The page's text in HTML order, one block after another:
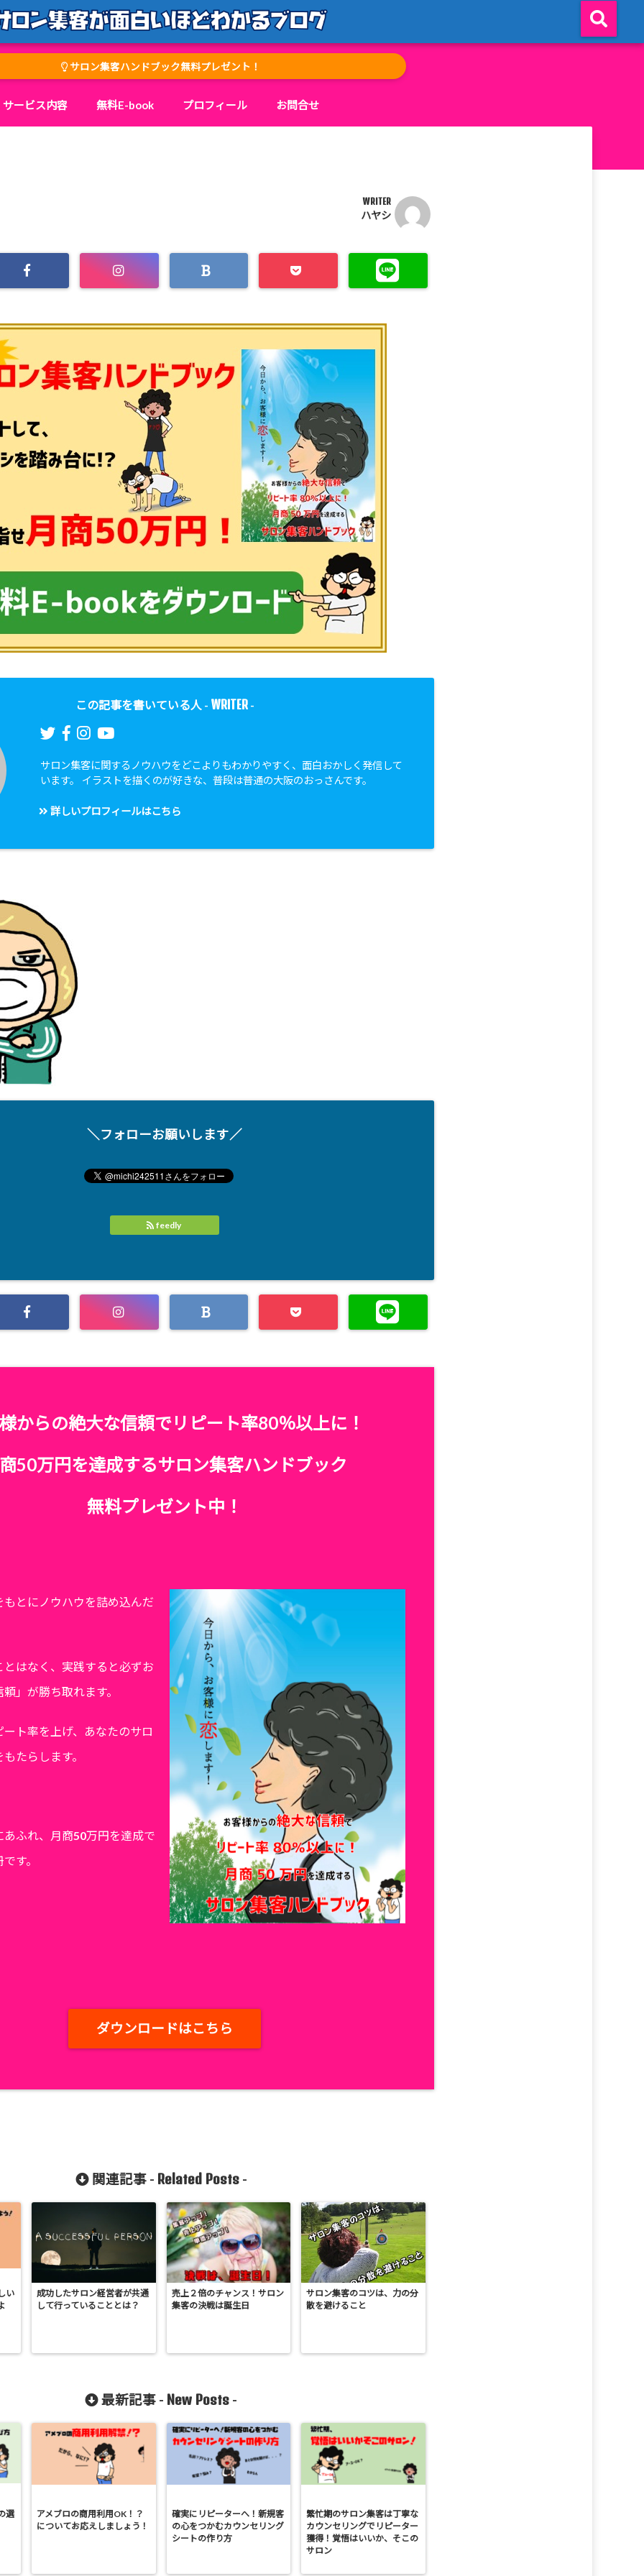
サロン集客ハンドブック無料プレゼント！
サービス内容 無料E-book プロフィール お問合せ
WRITER
ハヤシ
この記事を書いている人 - WRITER-
サロン集客に関するノウハウをどこよりもわかりやすく、面白おかしく発信して
います。 イラストを描くのが好きな、普段は普通の大阪のおっさんです。
詳しいプロフィールはこちら
＼フォローお願いします／
feedly
からの絶大な信頼でリピート率80％以上に！
50万円を達成するサロン集客ハンドブック
無料プレゼント中！
もとにノウハウを詰め込んだ
とはなく、実践すると必ずお
」が勝ち取れます。
ト率を上げ、あなたのサロ
たらします。
あふれ、月商50万円を達成で
す。
ダウンロードはこちら
関連記事 - Related Posts-
い
成功したサロン経営者が共通
して行っていることとは？
売上２倍のチャンス！サロン
集客の決戦は誕生日
サロン集客のコツは、力の分
散を避けること
最新記事 - New Posts -
選
アメブロの商用利用OK！？
についてお応えしましょう！
確実にリピーターへ！新規客
の心をつかむカウンセリング
シートの作り方
繁忙期のサロン集客は丁寧な
カウンセリングでリピーター
獲得！覚悟はいいか、そこの
サロン